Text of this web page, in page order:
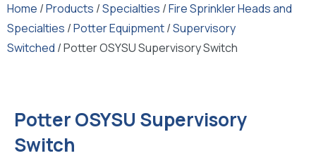
Home /Products /Specialties /Fire Sprinkler Heads and
Specialties /Potter Equipment/Supervisory
Switched / Potter OSYSU Supervisory Switch
Potter OSYSU Supervisory
Switch